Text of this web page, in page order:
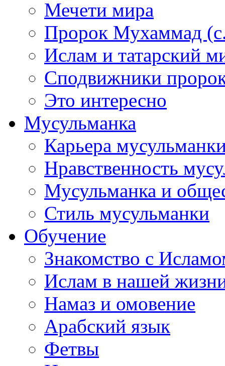
Мечети мира
Пророк Мухаммад
Ислам и татарский
Сподвижники
Это интересно
Мусульманка
Карьера
Нравственность
Мусульманка и
Стиль мусульманки
Обучение
Знакомство с
Ислам в нашей
Намаз и омовение
Арабский язык
Фетвы